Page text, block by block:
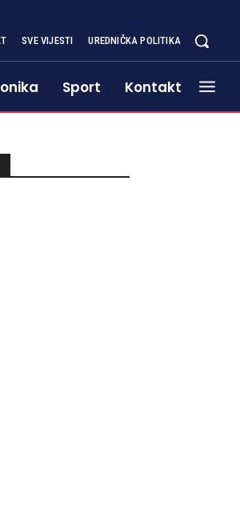
SVE VIJESTI UREDNIČKA POLITIKA
Sport Kontakt